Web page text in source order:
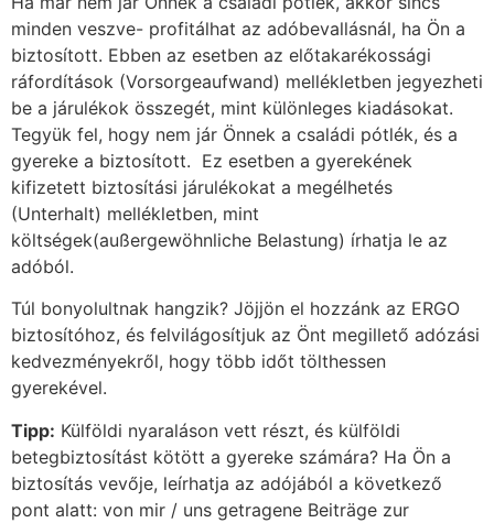
minden veszve- profitálhat az adóbevallásnál, ha Ön a
biztosított. Ebben az esetben az előtakarékossági
ráfordítások (Vorsorgeaufwand) mellékletben jegyezheti
be a járulékok összegét, mint különleges kiadásokat.
Tegyük fel, hogy nem jár Önnek a családi pótlék, és a
gyereke a biztosított. Ez esetben a gyerekének
kifizetett biztosítási járulékokat a megélhetés
(Unterhalt) mellékletben, mint
költségek(außergewöhnliche Belastung) írhatja le az
adóból.
Túl bonyolultnak hangzik? Jöjjön el hozzánk az ERGO
biztosítóhoz, és felvilágosítjuk az Önt megillető adózási
kedvezményekről, hogy több időt tölthessen
gyerekével.
Tipp: Külföldi nyaraláson vett részt, és külföldi
betegbiztosítást kötött a gyereke számára? Ha Ön a
biztosítás vevője, leírhatja az adójából a következő
pont alatt: von mir / uns getragene Beiträge zur